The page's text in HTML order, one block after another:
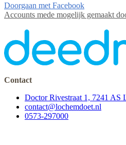
Doorgaan met Facebook
Accounts mede mogelijk gemaakt
Contact
Doctor Rivestraat 1, 7241 AS
contact@lochemdoet.nl
0573-297000